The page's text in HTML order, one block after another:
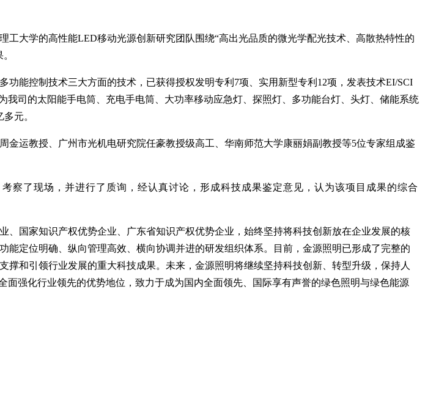
工大学的高性能LED移动光源创新研究团队围绕“高出光品质的微光学配光技术、高散热特性的
能控制技术三大方面的技术，已获得授权发明专利7项、实用新型专利12项，发表技术EI/SCI
司的太阳能手电筒、充电手电筒、大功率移动应急灯、探照灯、多功能台灯、头灯、储能系统
元。
运教授、广州市光机电研究院任豪教授级高工、华南师范大学康丽娟副教授等5位专家组成鉴
察了现场，并进行了质询，经认真讨论，形成科技成果鉴定意见，认为该项目成果的综合
国家知识产权优势企业、广东省知识产权优势企业，始终坚持将科技创新放在企业发展的核
定位明确、纵向管理高效、横向协调并进的研发组织体系。目前，金源照明已形成了完整的
和引领行业发展的重大科技成果。未来，金源照明将继续坚持科技创新、转型升级，保持人
强化行业领先的优势地位，致力于成为国内全面领先、国际享有声誉的绿色照明与绿色能源